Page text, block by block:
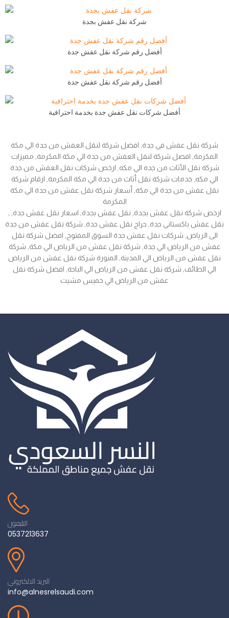
شركة نقل عفش بجدة
أفضل رقم شركة نقل عفش جدة
أفضل رقم شركة نقل عفش جدة
أفضل شركات نقل عفش جدة بخدمة احترافية
شركة نقل عفش في جدة, افضل شركة لنقل العفش من جدة الي مكة
المكرمة, افضل شركة لنقل العفش من جدة الي مكة المكرمة, مميزات
شركة نقل الأثاث من جده الي مكه, ارخص شركات نقل العفش من جدة
الي مكه, خدمات شركة نقل أثاث من جدة الي مكة المكرمة, ارقام شركة
نقل عفش من جدة الي مكة, أسعار شركة نقل عفش من جدة الي مكة
المكرمة
نقل عفش باكستاني جدة, حراج نقل عفش جدة, شركة نقل عفش من جدة
الى الرياض, شركات نقل عفش جدة السوق المفتوح, افضل شركة نقل
عفش من الرياض الي جدة, شركة نقل عفش من الرياض الي مكة, شركة
نقل عفش من الرياض الي المدينة, المنورة شركة نقل عفش من الرياض
الي الطائف, شركة نقل عفش من الرياض الي الباحة, افضل شركة نقل
عفش من الرياض الي خميس مشيت
التليفون
0537213637
البريد الالكتروني
info@alnesrelsaudi.com